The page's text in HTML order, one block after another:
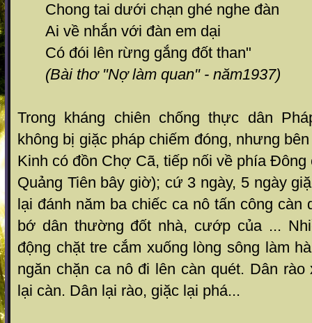
Chong tai dưới chạn ghé nghe đàn
Ai về nhắn với đàn em dại
Có đói lên rừng gắng đốt than"
(Bài thơ "Nợ làm quan" - năm1937)
Trong kháng chiên chống thực dân
không bị giặc pháp chiếm đóng, nhưng
Kinh có đồn Chợ Cã, tiếp nối về phía Đông
Quảng Tiên bây giờ); cứ 3 ngày, 5 ngày
lại đánh năm ba chiếc ca nô tấn công càn
bớ dân thường đốt nhà, cướp của ...
động chặt tre cắm xuống lòng sông làm
ngăn chặn ca nô đi lên càn quét. Dân rào
lại càn. Dân lại rào, giặc lại phá...